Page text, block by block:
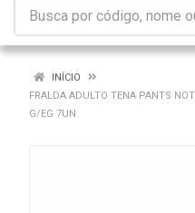
INÍCIO
FRALDA ADULTO TENA PANTS
G/EG 7UN